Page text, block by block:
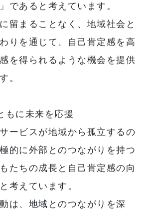
であると考えています。
留まることなく、地域社会と
りを通じて、自己肯定感を高
を得られるような機会を提供
。
もに未来を応援
ービスが地域から孤立するの
的に外部とのつながりを持つ
たちの成長と自己肯定感の向
考えています。
は、地域とのつながりを深